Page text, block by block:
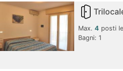
Max.4 posti
Bagni:1